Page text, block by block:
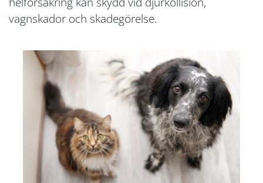
vagnskador och skadegörelse.